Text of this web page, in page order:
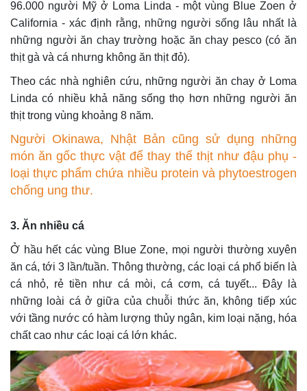
96.000 người Mỹ ở Loma Linda - một vùng Blue Zoen ở
California - xác định rằng, những người sống lâu nhất là
những người ăn chay trường hoặc ăn chay pesco (có ăn
thịt gà và cá nhưng không ăn thịt đỏ).
Theo các nhà nghiên cứu, những người ăn chay ở Loma
Linda có nhiều khả năng sống thọ hơn những người ăn
thịt trong vùng khoảng 8 năm.
Người Okinawa, Nhật Bản cũng sử dụng những
món ăn gốc thực vật để thay thế thịt như đậu phụ -
loại thực phẩm chứa nhiều protein và phytoestrogen
chống ung thư.
3. Ăn nhiều cá
Ở hầu hết các vùng Blue Zone, mọi người thường xuyên
ăn cá, tới 3 lần/tuần. Thông thường, các loại cá phổ biến là
cá nhỏ, rẻ tiền như cá mòi, cá cơm, cá tuyết... Đây là
những loài cá ở giữa của chuỗi thức ăn, không tiếp xúc
với tầng nước có hàm lượng thủy ngân, kim loại nặng, hóa
chất cao như các loại cá lớn khác.